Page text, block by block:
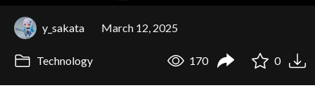
y_sakata March 12, 2025
Technology 170 0